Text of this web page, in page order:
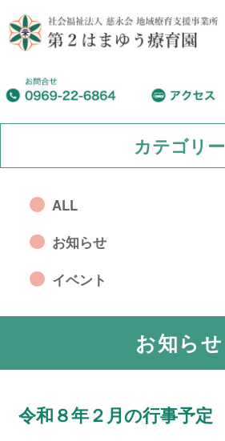
カテゴリー
ALL
お知らせ
イベント
お知らせ
令和８年２月の行事予定